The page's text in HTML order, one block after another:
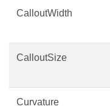
CalloutWidth
CalloutSize
Curvature